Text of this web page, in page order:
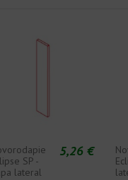
SP -
lateral
5,26 €